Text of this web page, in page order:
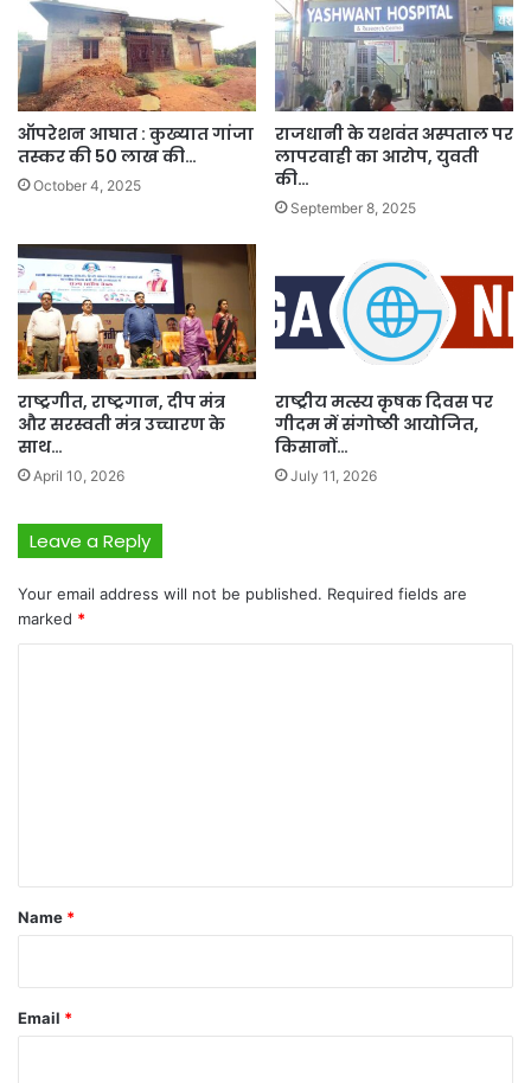
ऑपरेशन आघात : कुख्यात गांजा
तस्कर की 50 लाख की…
October 4, 2025
राजधानी के यशवंत अस्पताल पर
लापरवाही का आरोप, युवती
की…
September 8, 2025
राष्ट्रगीत, राष्ट्रगान, दीप मंत्र
और सरस्वती मंत्र उच्चारण के
साथ…
April 10, 2026
राष्ट्रीय मत्स्य कृषक दिवस पर
गीदम में संगोष्ठी आयोजित,
किसानों…
July 11, 2026
Leave a Reply
Your email address will not be published. Required fields are
marked *
*
Name *
Email *